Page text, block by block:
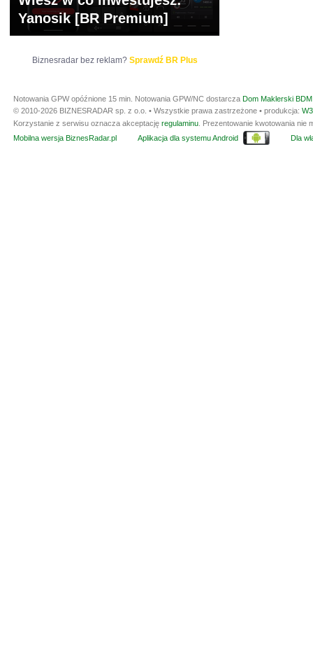
Yanosik [BR Premium]
Biznesradar bez reklam? Sprawdź BR Plus
Notowania GPW opóźnione 15 min. Notowania GPW/NC dostarcza Dom Maklerski
© 2010-2026 BIZNESRADAR sp. z o.o. • Wszystkie prawa zastrzeżone • produkcja:
Korzystanie z serwisu oznacza akceptację regulaminu . Prezentowanie kwotowania
Mobilna wersja BiznesRadar.pl
Aplikacja dla systemu Android Dla